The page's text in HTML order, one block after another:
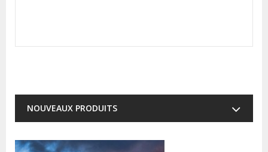
NOUVEAUX PRODUITS